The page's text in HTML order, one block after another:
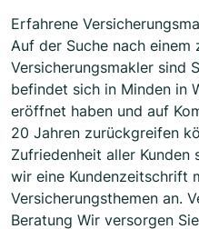
Erfahrene
Auf der Suche nach einem
Versicherungsmakler sind
befindet sich in Minden in
eröffnet haben und auf
20 Jahren zurückgreifen
Zufriedenheit aller
wir eine Kundenzeitschrift
Versicherungsthemen an.
Beratung Wir versorgen